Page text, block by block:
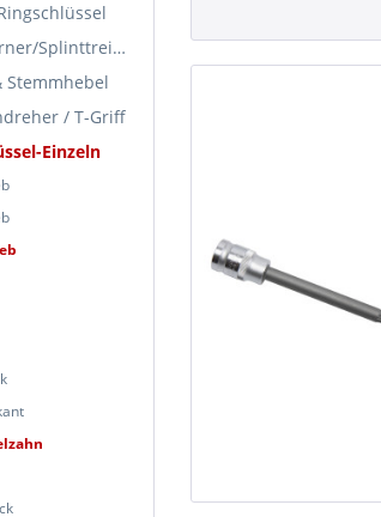
Meißel/Körner/Splinttreiber
Stemmhebel
/ T-Griff
Einzeln